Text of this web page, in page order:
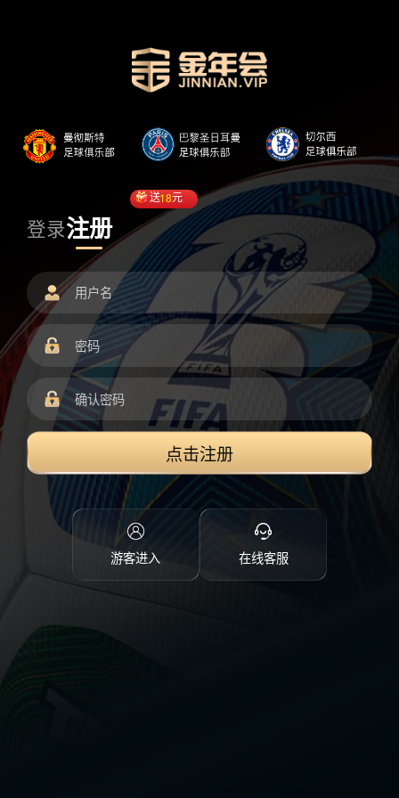
登录注册
送18元
点击注册
游客进入 在线客服